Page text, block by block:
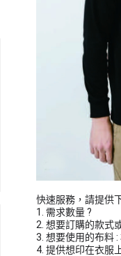
快速服務，請提供
1. 需求數量 ?
2. 想要訂購的款式
3. 想要使用的布料 :
4. 提供想印在衣服